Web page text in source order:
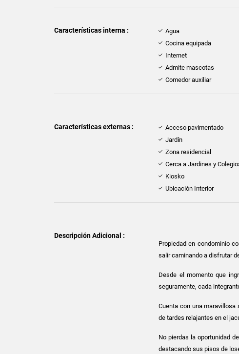
Características interna : Agua
Cocina equipada
Internet
Admite mascotas
Comedor auxiliar
Características externas : Acceso pavimentado
Jardín
Zona residencial
Cerca a Jardines y
Kiosko
Ubicación Interior
Descripción Adicional :
Propiedad en condominio
salir caminando a disfrutar
Desde el momento que
seguramente, cada
Cuenta con una
de tardes relajantes en el
No pierdas la oportunidad
destacando sus pisos de